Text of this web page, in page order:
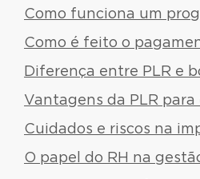
Como funciona um
Como é feito o
Diferença entre PLR e
Vantagens da PLR
Cuidados e riscos na
O papel do RH na